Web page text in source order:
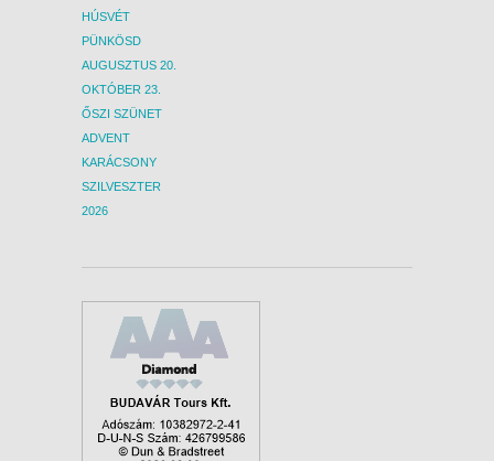
HÚSVÉT
PÜNKÖSD
AUGUSZTUS 20.
OKTÓBER 23.
ŐSZI SZÜNET
ADVENT
KARÁCSONY
SZILVESZTER
2026